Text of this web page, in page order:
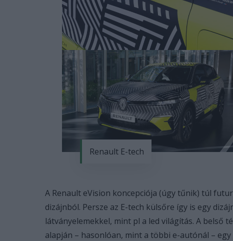
Renault E-tech
A Renault eVision koncepciója (úgy tűnik) túl
dizájnból. Persze az E-tech külsőre így is egy
látványelemekkel, mint pl a led világítás. A belső
alapján – hasonlóan, mint a többi e-autónál –